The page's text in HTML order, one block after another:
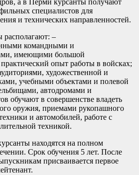
а в Перми курсанты получают
специалистов для
и технических направленностей.
располагают: –
командными и
имеющими большой
опыт работы в войсках;
художественной и
учебными объектами и полевой
автодромами и
обучают в совершенстве владеть
оружия, приемами рукопашного
и автомобилей, работе с
техникой.
находятся на полном
Срок обучения 5 лет. После
присваивается первое